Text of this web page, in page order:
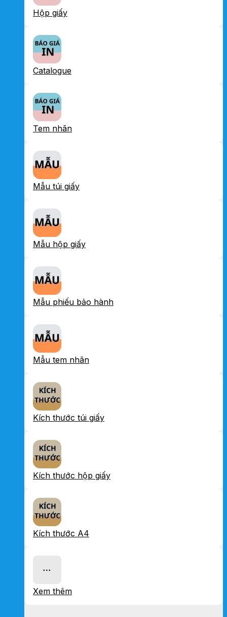
Hộp giấy
Catalogue
Tem nhãn
Mẫu túi giấy
Mẫu hộp giấy
Mẫu phiếu bảo hành
Mẫu tem nhãn
Kích thước túi giấy
Kích thước hộp giấy
Kích thước A4
Xem thêm